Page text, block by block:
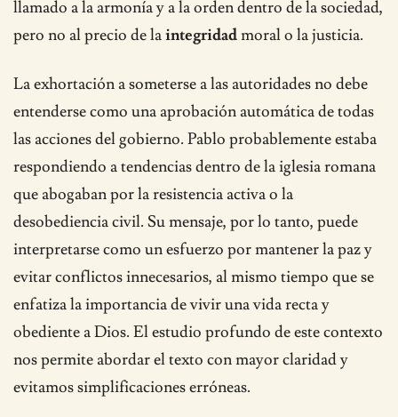
llamado a la armonía y a la orden dentro de la sociedad,
pero no al precio de laintegridadmoral o la justicia.
La exhortación a someterse a las autoridades no debe
entenderse como una aprobación automática de todas
las acciones del gobierno. Pablo probablemente estaba
respondiendo a tendencias dentro de la iglesia romana
que abogaban por la resistencia activa o la
desobediencia civil. Su mensaje, por lo tanto, puede
interpretarse como un esfuerzo por mantener la paz y
evitar conflictos innecesarios, al mismo tiempo que se
enfatiza la importancia de vivir una vida recta y
obediente a Dios. El estudio profundo de este contexto
nos permite abordar el texto con mayor claridad y
evitamos simplificaciones erróneas.